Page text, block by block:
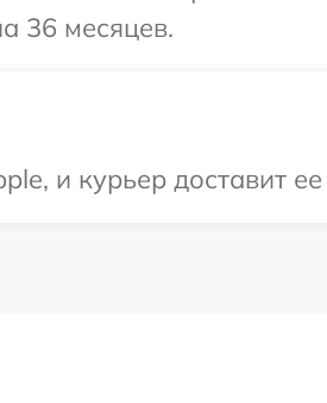
36 месяцев.
и курьер доставит